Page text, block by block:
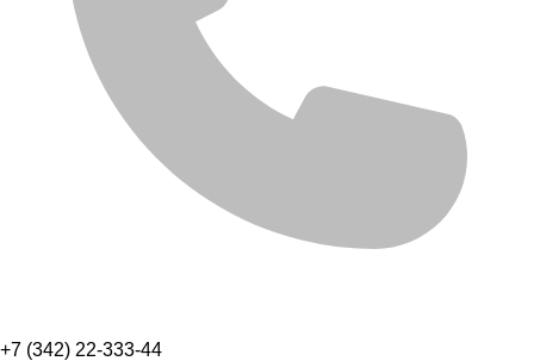
+7 (342) 22-333-44